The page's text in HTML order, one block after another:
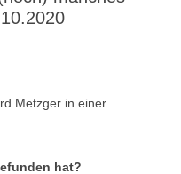
Metzger in einer
hat?